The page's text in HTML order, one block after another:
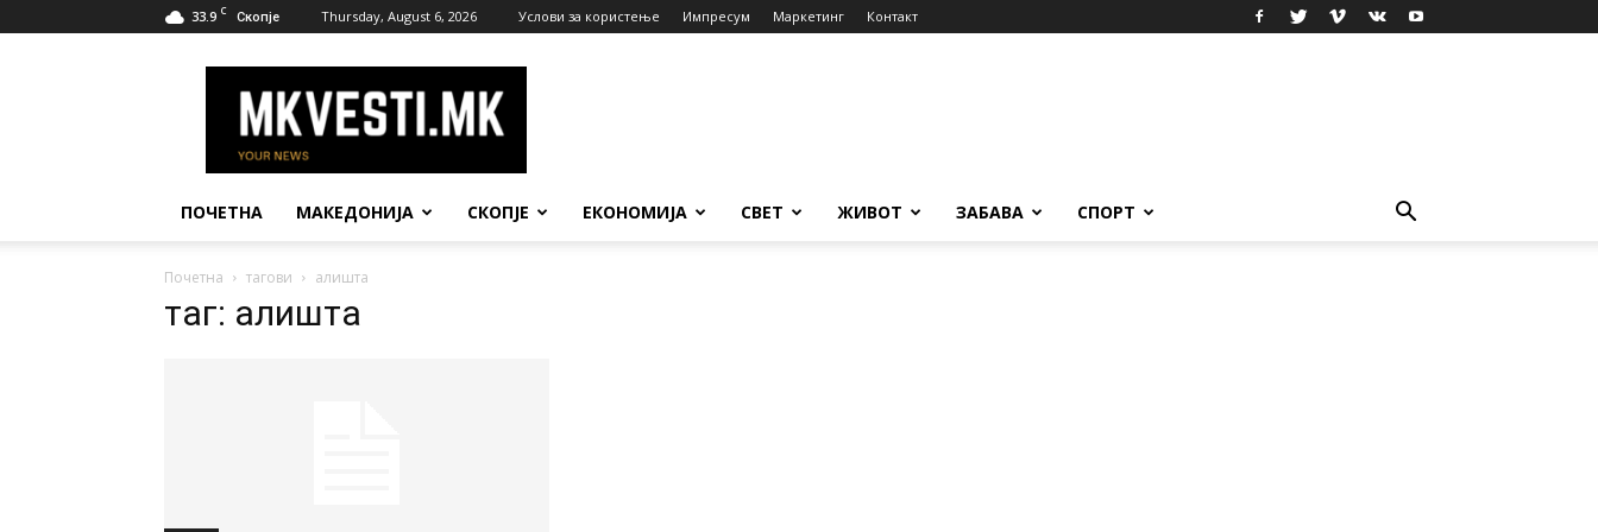
33.9 C Скопје Thursday, August 6, 2026 Услови за користење Импресум Маркетинг Контакт
Вести
ПОЧЕТНА МАКЕДОНИЈА СКОПЈЕ ЕКОНОМИЈА СВЕТ ЖИВОТ ЗАБАВА СПОРТ
Почетна тагови алишта
таг: алишта